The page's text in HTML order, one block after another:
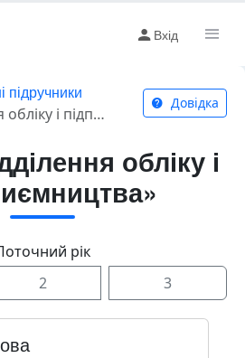
Вхід
підручники
підприємництва»
Довідка
обліку і
рік
2 3